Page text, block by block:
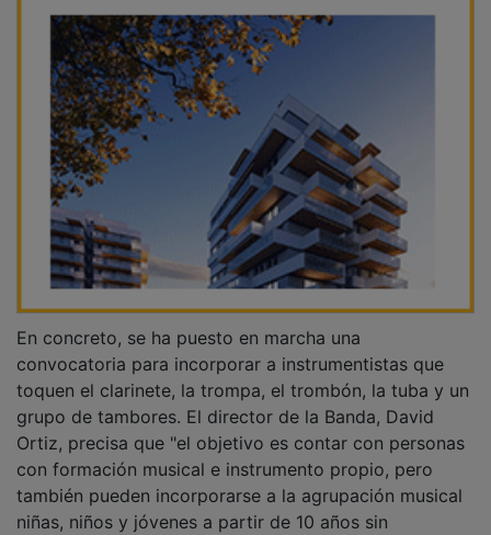
convocatoria para incorporar a instrumentistas que
toquen el clarinete, la trompa, el trombón, la tuba y un
grupo de tambores. El director de la Banda, David
Ortiz, precisa que "el objetivo es contar con personas
con formación musical e instrumento propio, pero
también pueden incorporarse a la agrupación musical
niñas, niños y jóvenes a partir de 10 años sin